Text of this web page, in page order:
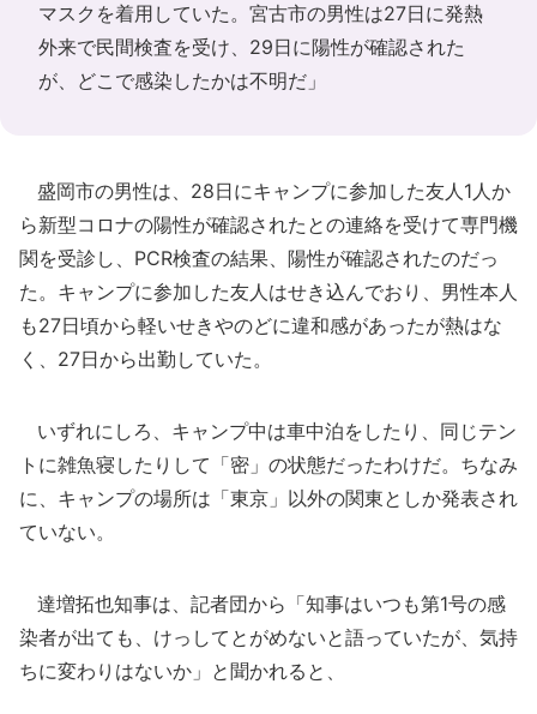
マスクを着用していた。宮古市の男性は27日に発熱
外来で民間検査を受け、29日に陽性が確認された
が、どこで感染したかは不明だ」
盛岡市の男性は、28日にキャンプに参加した友人1人か
ら新型コロナの陽性が確認されたとの連絡を受けて専門機
関を受診し、PCR検査の結果、陽性が確認されたのだっ
た。キャンプに参加した友人はせき込んでおり、男性本人
も27日頃から軽いせきやのどに違和感があったが熱はな
く、27日から出勤していた。
いずれにしろ、キャンプ中は車中泊をしたり、同じテン
トに雑魚寝したりして「密」の状態だったわけだ。ちなみ
に、キャンプの場所は「東京」以外の関東としか発表され
ていない。
達増拓也知事は、記者団から「知事はいつも第1号の感
染者が出ても、けっしてとがめないと語っていたが、気持
ちに変わりはないか」と聞かれると、